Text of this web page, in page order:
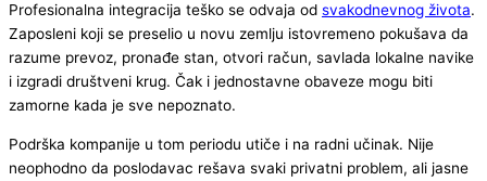
Profesionalna integracija teško se odvaja od svakodnevnog života.
Zaposleni koji se preselio u novu zemlju istovremeno pokušava da
razume prevoz, pronađe stan, otvori račun, savlada lokalne navike
i izgradi društveni krug. Čak i jednostavne obaveze mogu biti
zamorne kada je sve nepoznato.
Podrška kompanije u tom periodu utiče i na radni učinak. Nije
neophodno da poslodavac rešava svaki privatni problem, ali jasne